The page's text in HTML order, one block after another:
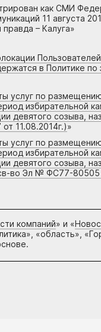
как СМИ
11 августа
– Калуга»
в Политике
услуг по
избирательной
девятого созыва,
11.08.2014г.)»
услуг по
избирательной
девятого созыва,
во Эл № ФС77-
компаний» и «
«область»,